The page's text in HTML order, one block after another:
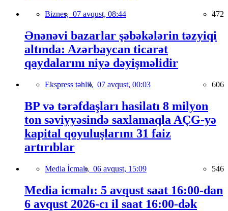
Biznes, 07 avqust, 08:44 472
Ənənəvi bazarlar şəbəkələrin təzyiqi
altında: Azərbaycan ticarət
qaydalarını niyə dəyişməlidir
Ekspress təhlil, 07 avqust, 00:03 606
BP və tərəfdaşları hasilatı 8 milyon
ton səviyyəsində saxlamaqla AÇG-yə
kapital qoyuluşlarını 31 faiz
artırıblar
Media İcmalı, 06 avqust, 15:09 546
Media icmalı: 5 avqust saat 16:00-dan
6 avqust 2026-cı il saat 16:00-dək